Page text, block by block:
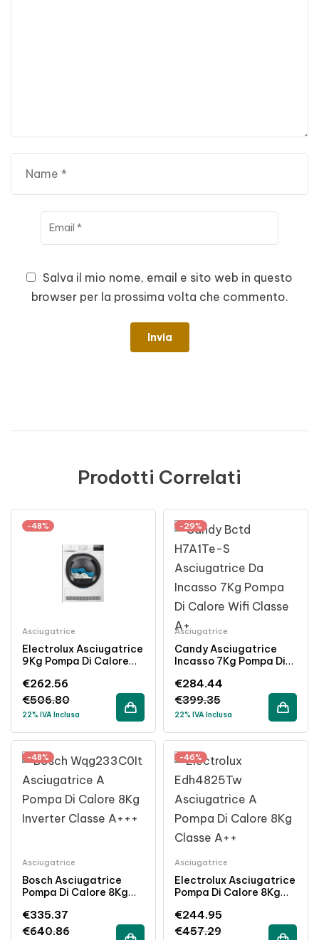
Salva il mio nome, email e sito web in questo
browser per la prossima volta che commento.
Prodotti Correlati
-48%
Asciugatrice
Electrolux Asciugatrice
9Kg Pompa Di Calore
Libera Installazione
€506.80
€262.56
22% IVA Inclusa
-29%
Asciugatrice
Candy Asciugatrice
Incasso 7Kg Pompa Di
€399.35
€284.44
22% IVA Inclusa
-48%
Asciugatrice
Bosch Asciugatrice
Pompa Di Calore 8Kg
Libera Installazione
€640.86
€335.37
-46%
Asciugatrice
Electrolux Asciugatrice
Pompa Di Calore 8Kg
Installazione Libera
Bianco
€457.29
€244.95